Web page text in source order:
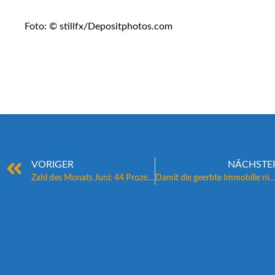
Foto: © stillfx/Depositphotos.com
VORIGER
Zahl des Monats Juni: 44 Prozent Damit die geerbte Immobilie nicht zu teuer wird